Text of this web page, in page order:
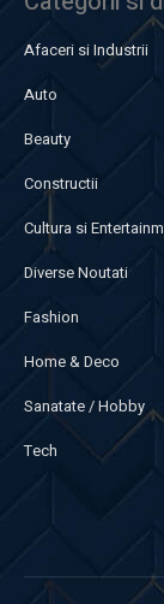
Afaceri si Industrii
Auto
Beauty
Constructii
Cultura si
Diverse Noutati
Fashion
Home & Deco
Sanatate / Hobby
Tech